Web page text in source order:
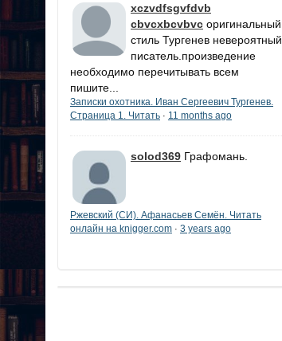
xczvdfsgvfdvb
cbvcxbcvbvc оригинальный
стиль Тургенев невероятный
писатель.произведение
необходимо перечитывать всем
пишите...
Записки охотника. Иван Сергеевич Тургенев.
Страница 1. Читать · 11 months ago
solod369 Графомань.
Ржевский (СИ). Афанасьев Семён. Читать
онлайн на knigger.com · 3 years ago